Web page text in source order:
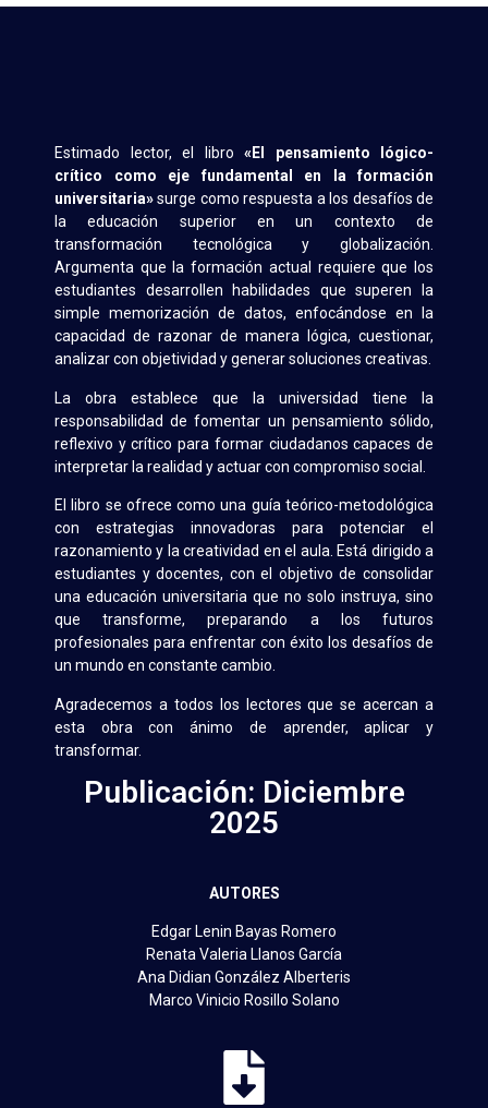
Estimado lector, el libro «El pensamiento lógico-
crítico como eje fundamental en la formación
universitaria»surge como respuesta a los desafíos de
la educación superior en un contexto de
transformación tecnológica y globalización.
Argumenta que la formación actual requiere que los
estudiantes desarrollen habilidades que superen la
simple memorización de datos, enfocándose en la
capacidad de razonar de manera lógica, cuestionar,
analizar con objetividad y generar soluciones creativas.
La obra establece que la universidad tiene la
responsabilidad de fomentar un pensamiento sólido,
reflexivo y crítico para formar ciudadanos capaces de
interpretar la realidad y actuar con compromiso social.
El libro se ofrece como una guía teórico-metodológica
con estrategias innovadoras para potenciar el
razonamiento y la creatividad en el aula. Está dirigido a
estudiantes y docentes, con el objetivo de consolidar
una educación universitaria que no solo instruya, sino
que transforme, preparando a los futuros
profesionales para enfrentar con éxito los desafíos de
un mundo en constante cambio.
Agradecemos a todos los lectores que se acercan a
esta obra con ánimo de aprender, aplicar y
transformar.
Publicación: Diciembre
2025
AUTORES
Edgar Lenin Bayas Romero
Renata Valeria Llanos García
Ana Didian González Alberteris
Marco Vinicio Rosillo Solano